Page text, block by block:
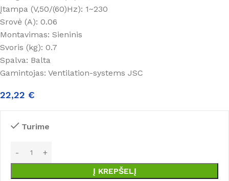
Įtampa (V,50/(60)Hz): 1~230
Srovė (A): 0.06
Montavimas: Sieninis
Svoris (kg): 0.7
Spalva: Balta
Gamintojas: Ventilation-systems JSC
22,22 €
Turime
Į KREPŠELĮ